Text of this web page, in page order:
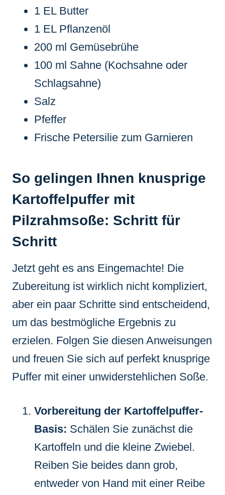
1 EL Butter
1 EL Pflanzenöl
200 ml Gemüsebrühe
100 ml Sahne (Kochsahne oder
Schlagsahne)
Salz
Pfeffer
Frische Petersilie zum Garnieren
So gelingen Ihnen knusprige
Kartoffelpuffer mit
Pilzrahmsoße: Schritt für
Schritt
Jetzt geht es ans Eingemachte! Die
Zubereitung ist wirklich nicht kompliziert,
aber ein paar Schritte sind entscheidend,
um das bestmögliche Ergebnis zu
erzielen. Folgen Sie diesen Anweisungen
und freuen Sie sich auf perfekt knusprige
Puffer mit einer unwiderstehlichen Soße.
Vorbereitung der Kartoffelpuffer-
Basis: Schälen Sie zunächst die
Kartoffeln und die kleine Zwiebel.
Reiben Sie beides dann grob,
entweder von Hand mit einer Reibe